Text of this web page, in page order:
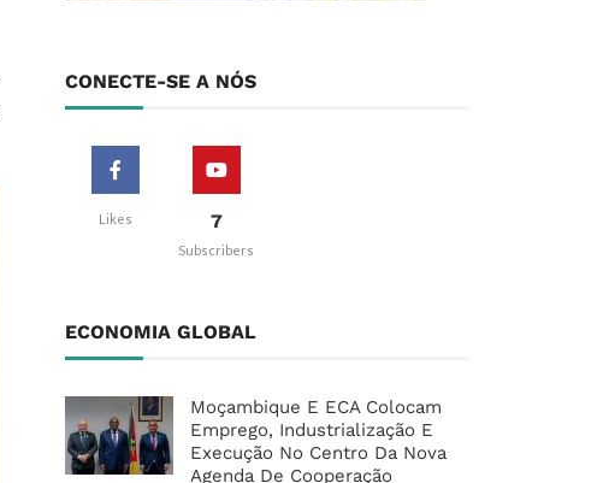
CONECTE-SE A NÓS
Likes 7
Subscribers
ECONOMIA GLOBAL
Moçambique E ECA Colocam
Emprego, Industrialização E
Execução No Centro Da Nova
Agenda De Cooperação